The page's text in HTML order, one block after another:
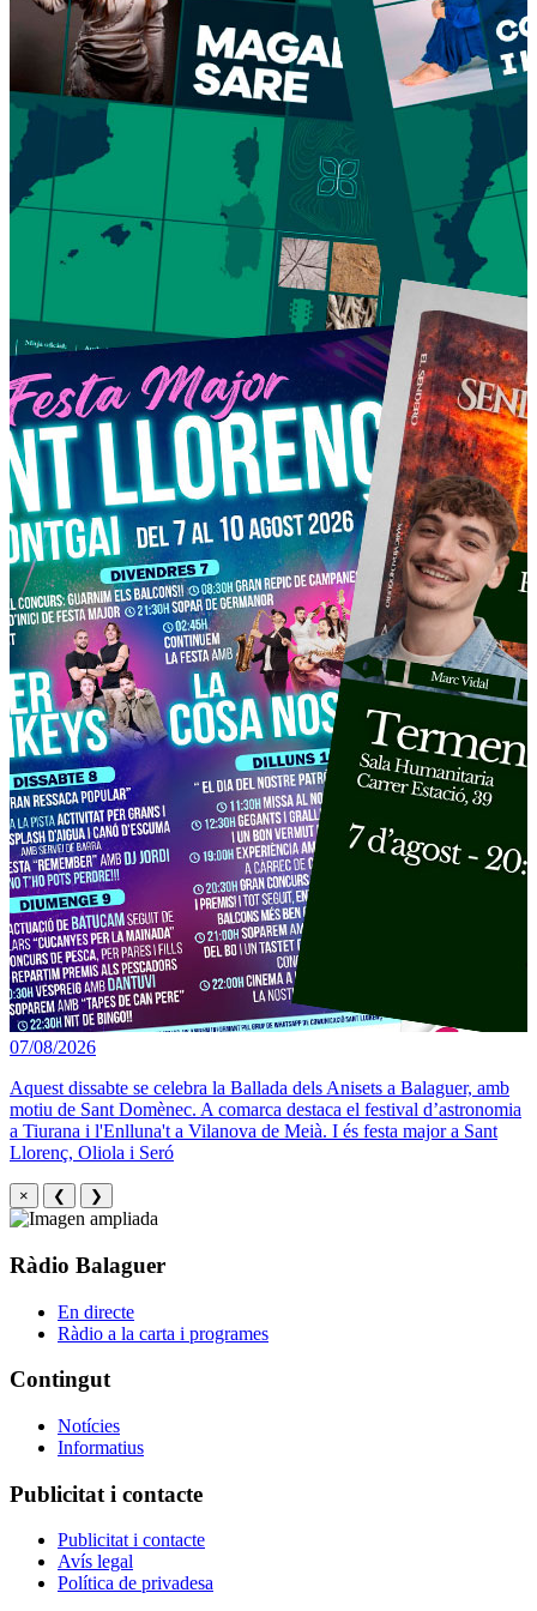
07/08/2026
Aquest dissabte se celebra la Ballada dels Anisets a Balaguer, amb
motiu de Sant Domènec. A comarca destaca el festival d’astronomia
a Tiurana i l'Enlluna't a Vilanova de Meià. I és festa major a Sant
Llorenç, Oliola i Seró
× ❮ ❯
Ràdio Balaguer
En directe
Ràdio a la carta i programes
Contingut
Notícies
Informatius
Publicitat i contacte
Publicitat i contacte
Avís legal
Política de privadesa